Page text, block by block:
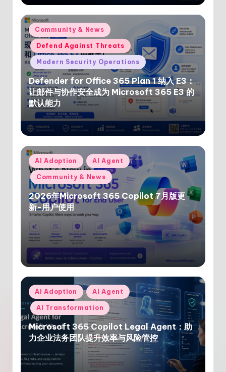
Posted
in
Community & News
Defend Against Threats
Modern Security Operations
Defender for Office 365 Plan 1 纳入 E3：
让邮件与协作安全成为 Microsoft 365 E3 的
默认能力
Posted
in
AI Adoption AI Agent
Community & News
2026年Microsoft 365 Copilot 7月版更
新-用户使用
Posted
in
AI Adoption AI Agent
AI Transformation
Microsoft 365 Copilot Legal Agent：助
力企业法务团队提升效率与风险管控